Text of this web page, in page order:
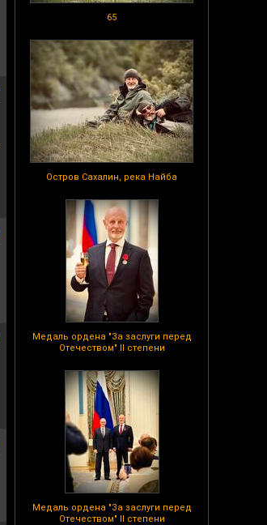
65
Остров Сахалин, река Найба
Медаль ордена "За заслуги перед
Отечеством" II степени
Медаль ордена "За заслуги перед
Отечеством" II степени